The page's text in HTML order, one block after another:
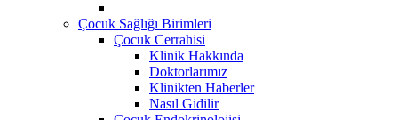
Çocuk Sağlığı Birimleri
Çocuk Cerrahisi
Klinik Hakkında
Doktorlarımız
Klinikten Haberler
Nasıl Gidilir